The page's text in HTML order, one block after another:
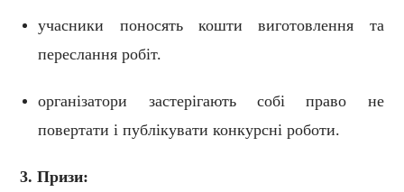
учасники поносять кошти виготовлення та
переслання робіт.
організатори застерігають собі право не
повертати і публікувати конкурсні роботи.
3. Призи: